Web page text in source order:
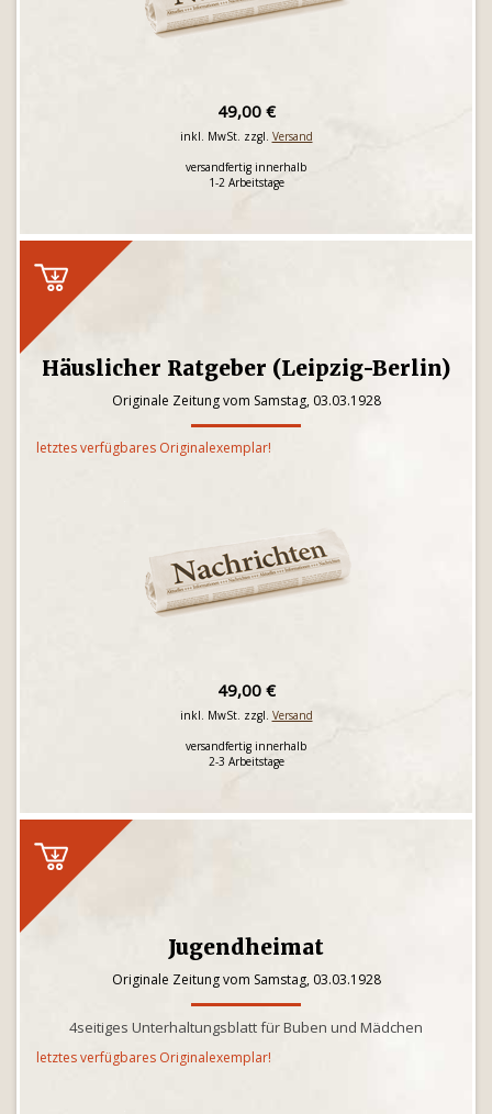
49,00 €
inkl. MwSt. zzgl. Versand
versandfertig innerhalb
1-2 Arbeitstage
Häuslicher Ratgeber (Leipzig-Berlin)
Originale Zeitung vom Samstag, 03.03.1928
letztes verfügbares Originalexemplar!
49,00 €
inkl. MwSt. zzgl. Versand
versandfertig innerhalb
2-3 Arbeitstage
Jugendheimat
Originale Zeitung vom Samstag, 03.03.1928
4seitiges Unterhaltungsblatt für Buben und Mädchen
letztes verfügbares Originalexemplar!